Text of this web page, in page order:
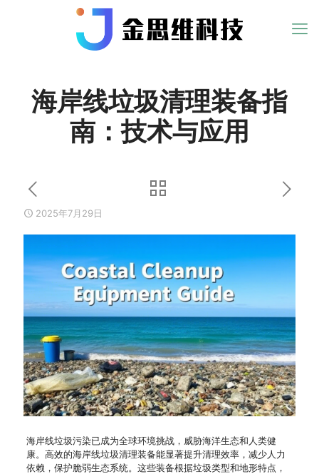
海岸线垃圾清理装备指
南：技术与应用
2025年7月29日
海岸线垃圾污染已成为全球环境挑战，威胁海洋生态和人类健
康。高效的海岸线垃圾清理装备能显著提升清理效率，减少人力
依赖，保护脆弱生态系统。这些装备根据垃圾类型和地形特点，